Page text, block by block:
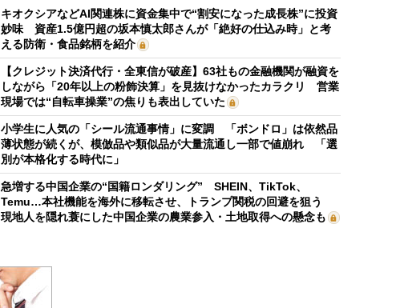
キオクシアなどAI関連株に資金集中で“割安になった成長株”に投資
妙味 資産1.5億円超の坂本慎太郎さんが「絶好の仕込み時」と考
える防衛・食品銘柄を紹介
【クレジット決済代行・全東信が破産】63社もの金融機関が融資を
しながら「20年以上の粉飾決算」を見抜けなかったカラクリ 営業
現場では“自転車操業”の焦りも表出していた
小学生に人気の「シール流通事情」に変調 「ボンドロ」は依然品
薄状態が続くが、模倣品や類似品が大量流通し一部で値崩れ 「選
別が本格化する時代に」
急増する中国企業の“国籍ロンダリング” SHEIN、TikTok、
Temu…本社機能を海外に移転させ、トランプ関税の回避を狙う
現地人を隠れ蓑にした中国企業の農業参入・土地取得への懸念も